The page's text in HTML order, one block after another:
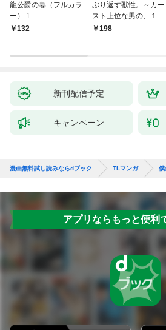
龍公爵の妻（フルカラ
ー） 1
132
ぶり返す獣性。～カー
スト上位な男の、１０
年越しの激愛１
198
新刊配信予定
キャンペーン
漫画無料試し読みならdブック TLマンガ 僕
アプリならもっと便利